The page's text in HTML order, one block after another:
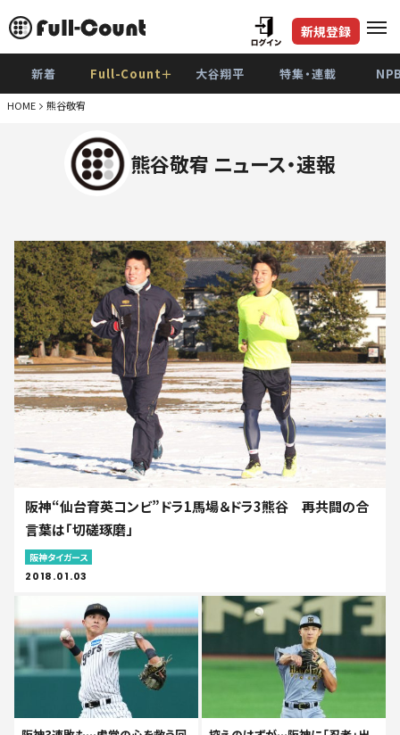
新規登録
新着 Full-Count＋ 大谷翔平 特集・連載
HOME 熊谷敬宥
熊谷敬宥 ニュース・速報
阪神“仙台育英コンビ”ドラ1馬場＆ドラ3熊谷 再共闘の合
言葉は「切磋琢磨」
阪神タイガース
2018.01.03